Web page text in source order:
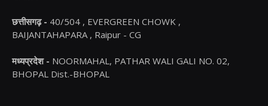
छत्तीसगढ़ - 40/504 , EVERGREEN CHOWK ,
BAIJANTAHAPARA , Raipur - CG
मध्यप्रदेश - NOORMAHAL, PATHAR WALI GALI NO. 02,
BHOPAL Dist.-BHOPAL